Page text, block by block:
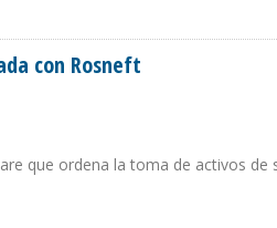
con Rosneft
que ordena la toma de activos de